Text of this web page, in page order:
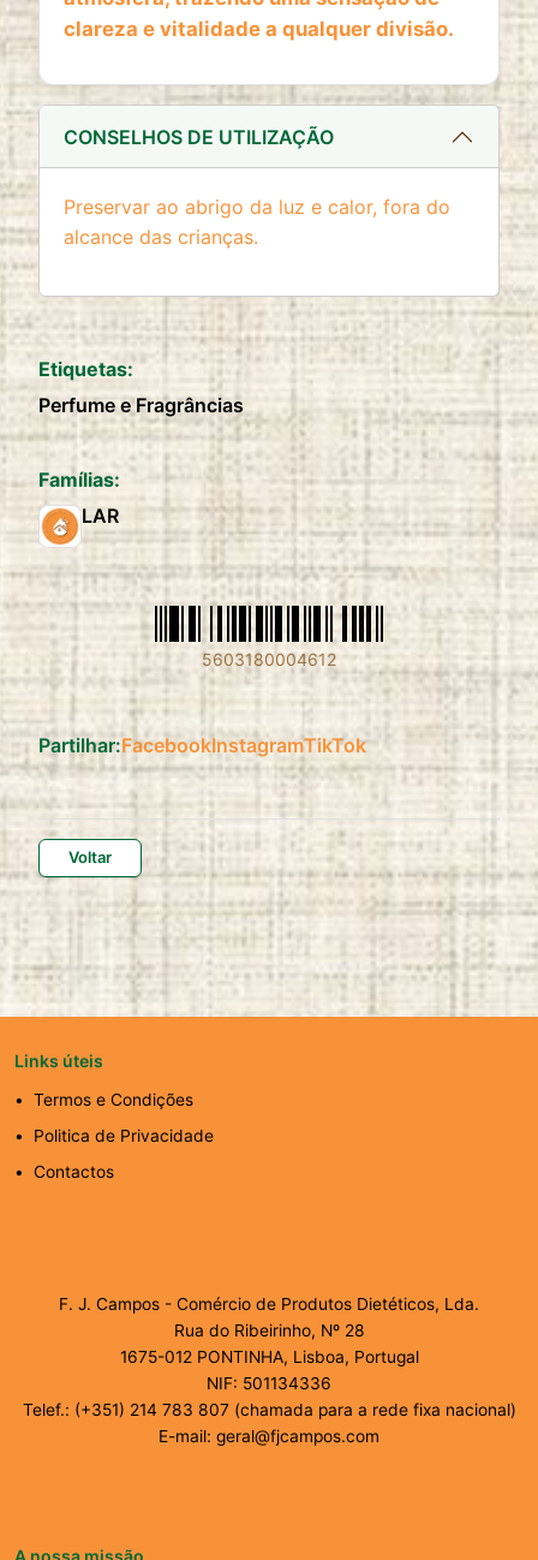
clareza e vitalidade a qualquer divisão.
CONSELHOS DE UTILIZAÇÃO
Preservar ao abrigo da luz e calor, fora do
alcance das crianças.
Etiquetas:
Perfume e Fragrâncias
Famílias:
LAR
5603180004612
Partilhar:FacebookInstagramTikTok
Voltar
Links úteis
Termos e Condições
Politica de Privacidade
Contactos
F. J. Campos - Comércio de Produtos Dietéticos, Lda.
Rua do Ribeirinho, Nº 28
1675-012 PONTINHA, Lisboa, Portugal
NIF: 501134336
Telef.: (+351) 214 783 807 (chamada para a rede fixa nacional)
E-mail: geral@fjcampos.com
A nossa missão